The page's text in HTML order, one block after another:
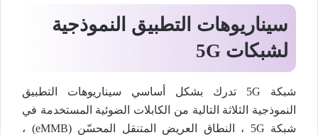
سيناريوهات التطبيق النموذجية
لشبكات 5G
شبكة 5G تدرك بشكل أساسي سيناريوهات التطبيق
النموذجية الثلاثة التالية من الكابلات الضوئية المستخدمة في
شبكة 5G ، النطاق العريض المتنقل المحسّن (eMMB) ،